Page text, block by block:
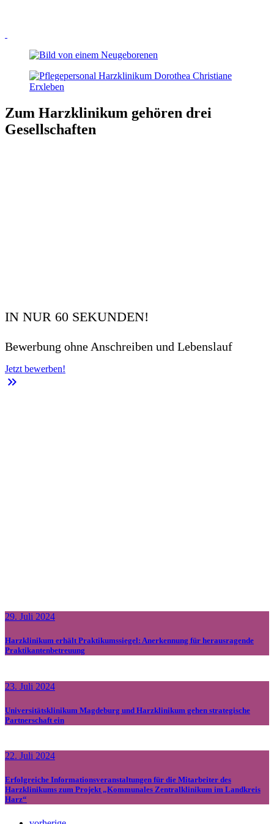
Zum Harzklinikum gehören drei
Gesellschaften
IN NUR 60 SEKUNDEN!
Bewerbung ohne Anschreiben und Lebenslauf
Jetzt bewerben!
keyboard_double_arrow_right
29. Juli 2024
Harzklinikum erhält Praktikumssiegel: Anerkennung für herausragende
Praktikantenbetreuung
23. Juli 2024
Universitätsklinikum Magdeburg und Harzklinikum gehen strategische
Partnerschaft ein
22. Juli 2024
Erfolgreiche Informationsveranstaltungen für die Mitarbeiter des
Harzklinikums zum Projekt „Kommunales Zentralklinikum im Landkreis
Harz“